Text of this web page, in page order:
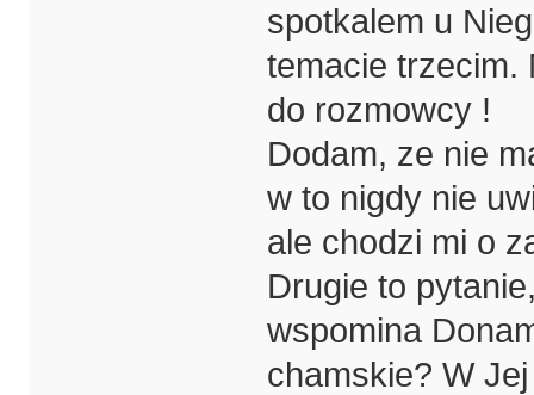
spotkalem u
temacie trzecim.
do rozmowcy !
Dodam, ze nie
w to nigdy nie
ale chodzi mi o
Drugie to
wspomina
chamskie? W